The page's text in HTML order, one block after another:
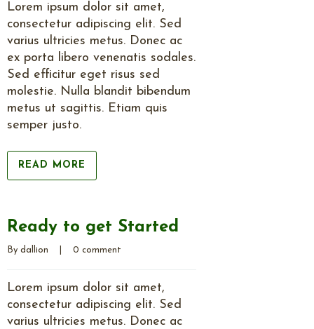
Lorem ipsum dolor sit amet,
consectetur adipiscing elit. Sed
varius ultricies metus. Donec ac
ex porta libero venenatis sodales.
Sed efficitur eget risus sed
molestie. Nulla blandit bibendum
metus ut sagittis. Etiam quis
semper justo.
READ MORE
Ready to get Started
By dallion 0 comment
Lorem ipsum dolor sit amet,
consectetur adipiscing elit. Sed
varius ultricies metus. Donec ac